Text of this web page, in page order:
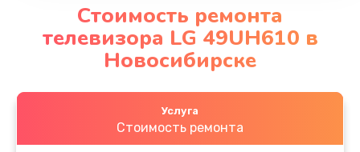
Стоимость ремонта
телевизора LG 49UH610 в
Новосибирске
Услуга
Стоимость ремонта